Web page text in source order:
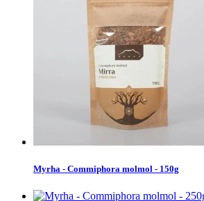
Myrha - Commiphora molmol - 150g